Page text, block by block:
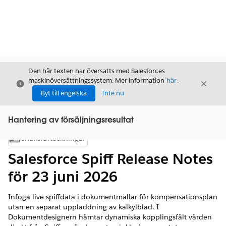
Stäng
Den här texten har översatts med Salesforces
maskinöversättningssystem. Mer information här.
Byt till engelska
Inte nu
Stäng
Hantering av försäljningsresultat
Visa innehållsförteckning
Innehållsförteckningar
Salesforce Spiff Release Notes
för 23 juni 2026
Infoga live-spiffdata i dokumentmallar för kompensationsplan
utan en separat uppladdning av kalkylblad. I
Dokumentdesignern hämtar dynamiska kopplingsfält värden